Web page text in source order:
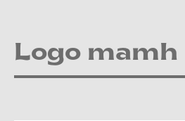
Logo mamh